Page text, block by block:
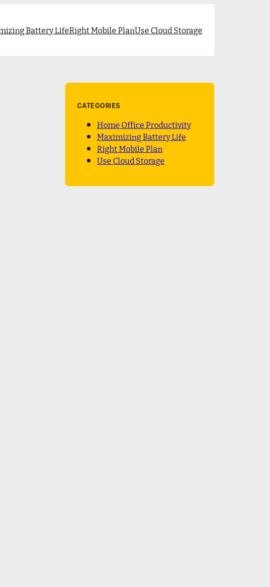
Battery LifeRight Mobile PlanUse Cloud Storage
CATEGORIES
Home Office Productivity
Maximizing Battery Life
Right Mobile Plan
Use Cloud Storage